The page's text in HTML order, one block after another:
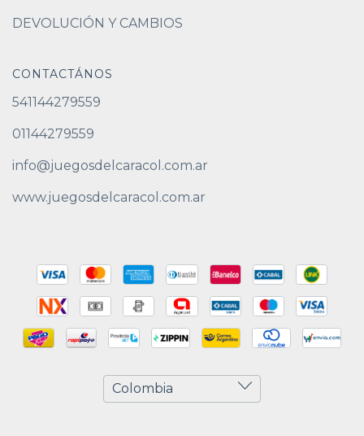
DEVOLUCIÓN Y CAMBIOS
CONTACTÁNOS
541144279559
01144279559
info@juegosdelcaracol.com.ar
www.juegosdelcaracol.com.ar